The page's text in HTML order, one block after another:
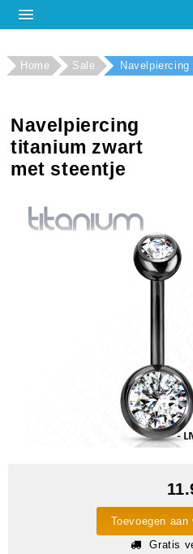
Home Sale
Navelpiercing
titanium zwart
met steentje
Toevoegen aan
Gratis